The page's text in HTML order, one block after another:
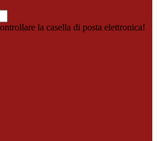
la casella di posta elettronica!